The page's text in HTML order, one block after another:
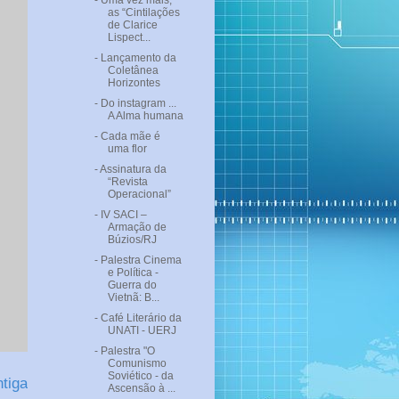
as “Cintilações
de Clarice
Lispect...
- Lançamento da
Coletânea
Horizontes
- Do instagram ...
A Alma humana
- Cada mãe é
uma flor
- Assinatura da
“Revista
Operacional”
- IV SACI –
Armação de
Búzios/RJ
- Palestra Cinema
e Política -
Guerra do
Vietnã: B...
- Café Literário da
UNATI - UERJ
- Palestra "O
Comunismo
Soviético - da
Ascensão à ...